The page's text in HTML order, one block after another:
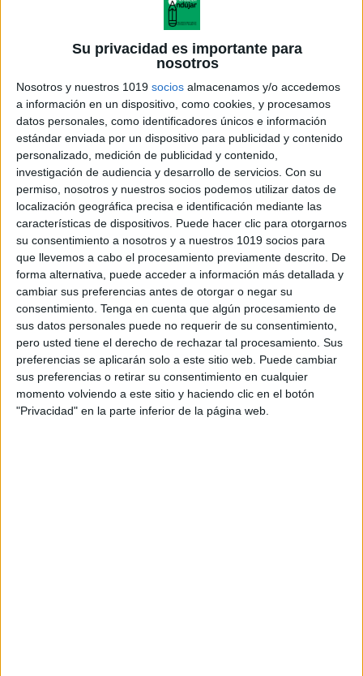
Su privacidad es importante para
nosotros
Nosotros y nuestros 1019 socios almacenamos y/o accedemos
a información en un dispositivo, como cookies, y procesamos
datos personales, como identificadores únicos e información
estándar enviada por un dispositivo para publicidad y contenido
personalizado, medición de publicidad y contenido,
investigación de audiencia y desarrollo de servicios. Con su
permiso, nosotros y nuestros socios podemos utilizar datos de
localización geográfica precisa e identificación mediante las
características de dispositivos. Puede hacer clic para otorgarnos
su consentimiento a nosotros y a nuestros 1019 socios para
que llevemos a cabo el procesamiento previamente descrito. De
forma alternativa, puede acceder a información más detallada y
cambiar sus preferencias antes de otorgar o negar su
consentimiento. Tenga en cuenta que algún procesamiento de
sus datos personales puede no requerir de su consentimiento,
pero usted tiene el derecho de rechazar tal procesamiento. Sus
preferencias se aplicarán solo a este sitio web. Puede cambiar
sus preferencias o retirar su consentimiento en cualquier
momento volviendo a este sitio y haciendo clic en el botón
"Privacidad" en la parte inferior de la página web.